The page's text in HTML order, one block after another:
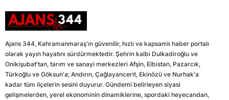
Ajans 344, Kahramanmaraş'ın güvenilir, hızlı ve kapsamlı haber portalı
olarak yayın hayatını sürdürmektedir. Şehrin kalbi Dulkadiroğlu ve
Onikişubat'tan, tarım ve sanayi merkezleri Afşin, Elbistan, Pazarcık,
Türkoğlu ve Göksun'a; Andırın, Çağlayancerit, Ekinözü ve Nurhak'a
kadar tüm ilçelerin sesini duyurur. Gündemi belirleyen siyasi
gelişmelerden, yerel ekonominin dinamiklerine, spordaki heyecandan,